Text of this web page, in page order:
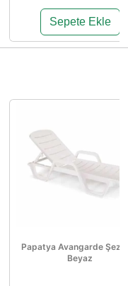
Sepete Ekle
Papatya Avangarde
Beyaz